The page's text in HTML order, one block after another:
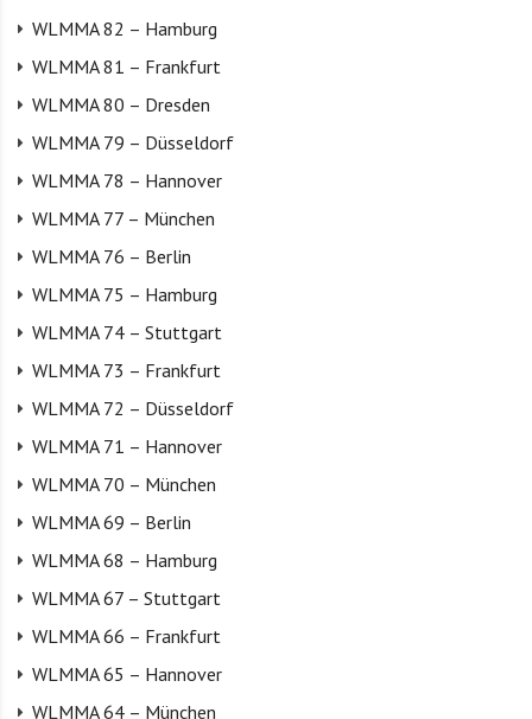
WLMMA 82 – Hamburg
WLMMA 81 – Frankfurt
WLMMA 80 – Dresden
WLMMA 79 – Düsseldorf
WLMMA 78 – Hannover
WLMMA 77 – München
WLMMA 76 – Berlin
WLMMA 75 – Hamburg
WLMMA 74 – Stuttgart
WLMMA 73 – Frankfurt
WLMMA 72 – Düsseldorf
WLMMA 71 – Hannover
WLMMA 70 – München
WLMMA 69 – Berlin
WLMMA 68 – Hamburg
WLMMA 67 – Stuttgart
WLMMA 66 – Frankfurt
WLMMA 65 – Hannover
WLMMA 64 – München